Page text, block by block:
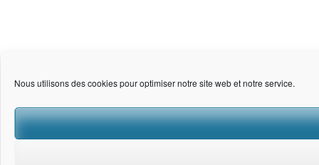
Nous utilisons des cookies pour optimiser notre site web et notre service.